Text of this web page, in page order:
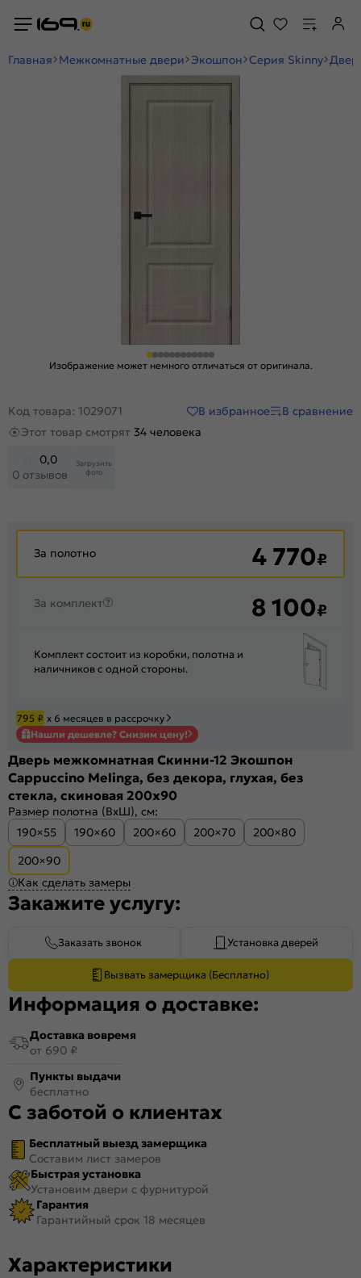
Главная Межкомнатные двери Экошпон Серия Skinny
Изображение может немного отличаться от оригинала.
Код товара: 1029071 В избранное
В сравнение
Этот товар смотрят 34 человека
0,0
0 отзывов
Загрузить
фото
За полотно 4 770₽
За комплект 8 100₽
Комплект состоит из коробки, полотна и
наличников с одной стороны.
795 ₽ х 6 месяцев в рассрочку
Нашли дешевле? Снизим цену!
Дверь межкомнатная Скинни-12 Экошпон
Cappuccino Melinga, без декора, глухая, без
стекла, скиновая 200x90
Размер полотна (ВхШ), см:
190×55
190×60 200×60 200×70
200×80
200×90
Как сделать замеры
Закажите услугу:
Заказать звонок Установка дверей
Вызвать замерщика (Бесплатно)
Информация о доставке:
Доставка вовремя
от 690 ₽
Пункты выдачи
бесплатно
С заботой о клиентах
Бесплатный выезд замерщика
Составим лист замеров
Быстрая установка
Установим двери с фурнитурой
Гарантия
Гарантийный срок 18 месяцев
Характеристики